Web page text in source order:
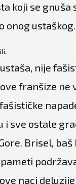
koji se gnuša
onog ustaškog.
nije
franšize ne
i sve ostale
Brisel,
naci